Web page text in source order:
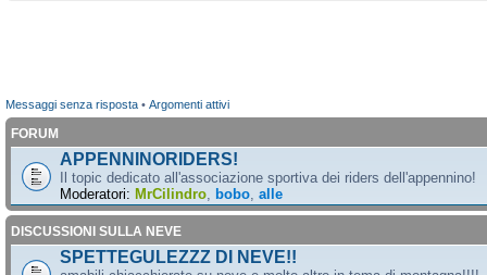
Messaggi senza risposta • Argomenti attivi
FORUM
APPENNINORIDERS!
Il topic dedicato all'associazione sportiva dei riders dell'appennino!
Moderatori: MrCilindro bobo alle
DISCUSSIONI SULLA NEVE
SPETTEGULEZZZ DI NEVE!!